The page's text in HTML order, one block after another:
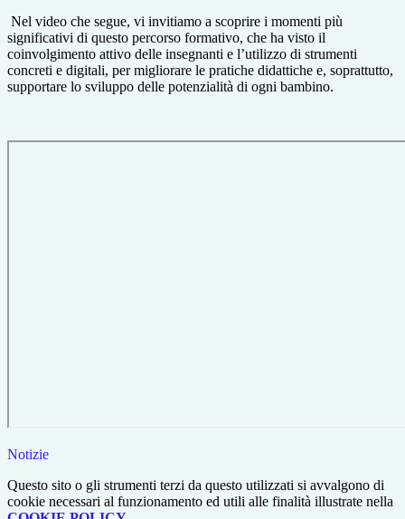
Nel video che segue, vi invitiamo a scoprire i momenti più
significativi di questo percorso formativo, che ha visto il
coinvolgimento attivo delle insegnanti e l’utilizzo di strumenti
concreti e digitali, per migliorare le pratiche didattiche e, soprattutto,
supportare lo sviluppo delle potenzialità di ogni bambino.
Notizie
Questo sito o gli strumenti terzi da questo utilizzati si avvalgono di
cookie necessari al funzionamento ed utili alle finalità illustrate nella